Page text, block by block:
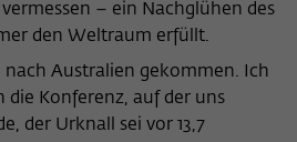
– ein Nachglühen des
den Weltraum erfüllt.
nach Australien gekommen. Ich
die Konferenz, auf der uns
der Urknall sei vor 13,7